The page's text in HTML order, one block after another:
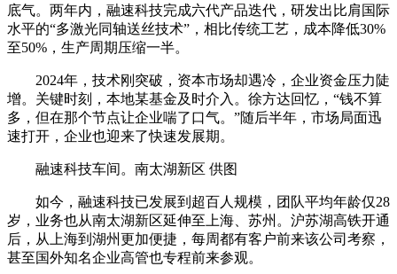
底气。两年内，融速科技完成六代产品迭代，研发出比肩国际
水平的“多激光同轴送丝技术”，相比传统工艺，成本降低30%
至50%，生产周期压缩一半。
2024年，技术刚突破，资本市场却遇冷，企业资金压力陡
增。关键时刻，本地某基金及时介入。徐方达回忆，“钱不算
多，但在那个节点让企业喘了口气。”随后半年，市场局面迅
速打开，企业也迎来了快速发展期。
融速科技车间。南太湖新区 供图
如今，融速科技已发展到超百人规模，团队平均年龄仅28
岁，业务也从南太湖新区延伸至上海、苏州。沪苏湖高铁开通
后，从上海到湖州更加便捷，每周都有客户前来该公司考察，
甚至国外知名企业高管也专程前来参观。